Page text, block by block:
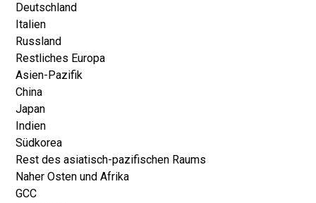
Deutschland
Italien
Russland
Restliches Europa
Asien-Pazifik
China
Japan
Indien
Südkorea
Rest des asiatisch-pazifischen Raums
Naher Osten und Afrika
GCC